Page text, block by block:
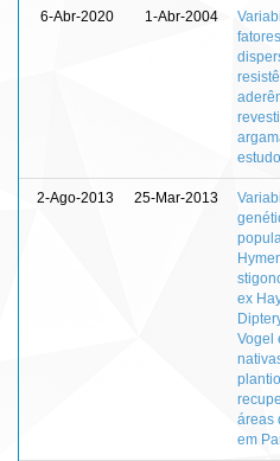
6-Abr-2020 1-Abr-2004
2-Ago-2013 25-Mar-2013
ex
Vogel
áreas
em